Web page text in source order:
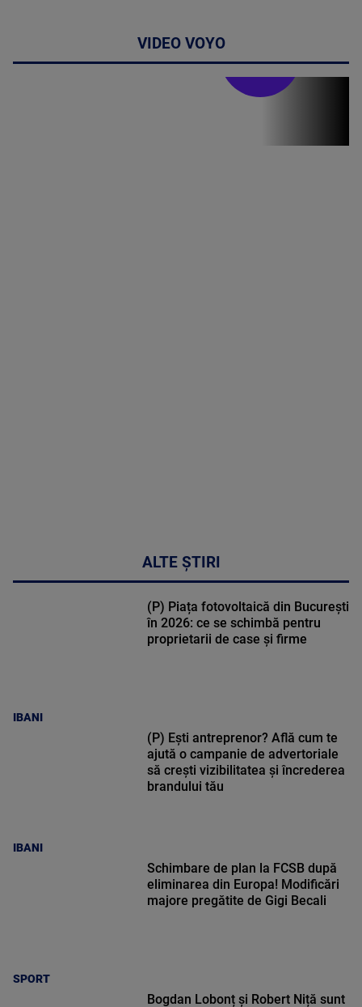
VIDEO VOYO
Stirile PRO TV
ALTE ȘTIRI
IBANI
(P) Piața fotovoltaică din București
în 2026: ce se schimbă pentru
proprietarii de case și firme
IBANI
(P) Ești antreprenor? Află cum te
ajută o campanie de advertoriale
să crești vizibilitatea și încrederea
brandului tău
SPORT
Schimbare de plan la FCSB după
eliminarea din Europa! Modificări
majore pregătite de Gigi Becali
Bogdan Lobonț și Robert Niță sunt